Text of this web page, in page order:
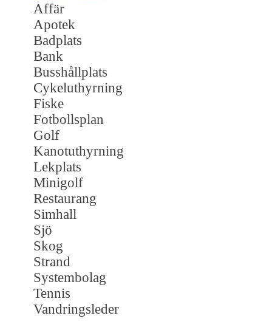
Affär
Apotek
Badplats
Bank
Busshållplats
Cykeluthyrning
Fiske
Fotbollsplan
Golf
Kanotuthyrning
Lekplats
Minigolf
Restaurang
Simhall
Sjö
Skog
Strand
Systembolag
Tennis
Vandringsleder